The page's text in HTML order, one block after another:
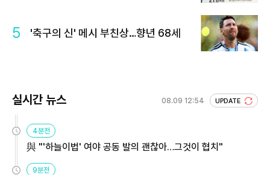
5 '축구의 신' 메시 부친상…향년 68세
실시간 뉴스 08.09 12:54 UPDATE
4분전
與 "'하늘이법' 여야 공동 발의 괜찮아…그것이 협치"
9분전